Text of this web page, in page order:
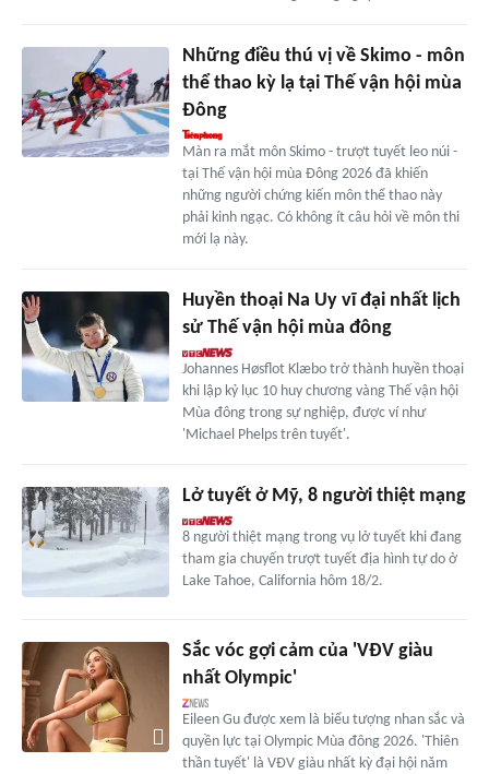
Những điều thú vị về Skimo - môn
thể thao kỳ lạ tại Thế vận hội mùa
Đông
Màn ra mắt môn Skimo - trượt tuyết leo núi -
tại Thế vận hội mùa Đông 2026 đã khiến
những người chứng kiến môn thể thao này
phải kinh ngạc. Có không ít câu hỏi về môn thi
mới lạ này.
Huyền thoại Na Uy vĩ đại nhất lịch
sử Thế vận hội mùa đông
Johannes Høsflot Klæbo trở thành huyền thoại
khi lập kỷ lục 10 huy chương vàng Thế vận hội
Mùa đông trong sự nghiệp, được ví như
'Michael Phelps trên tuyết'.
Lở tuyết ở Mỹ, 8 người thiệt mạng
8 người thiệt mạng trong vụ lở tuyết khi đang
tham gia chuyến trượt tuyết địa hình tự do ở
Lake Tahoe, California hôm 18/2.
Sắc vóc gợi cảm của 'VĐV giàu
nhất Olympic'
Eileen Gu được xem là biểu tượng nhan sắc và
quyền lực tại Olympic Mùa đông 2026. 'Thiên
thần tuyết' là VĐV giàu nhất kỳ đại hội năm